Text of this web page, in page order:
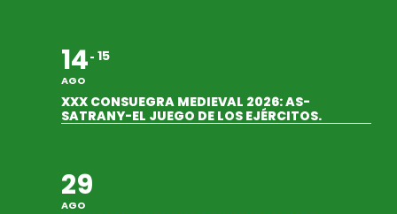
14
AGO
15
XXX CONSUEGRA MEDIEVAL 2026: AS-
SATRANY-EL JUEGO DE LOS EJÉRCITOS.
29
AGO